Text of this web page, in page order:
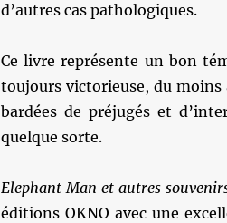
d’autres cas pathologiques.
Ce livre représente un bon
toujours victorieuse, du
bardées de préjugés et
quelque sorte.
Elephant Man et autres
éditions OKNO avec une